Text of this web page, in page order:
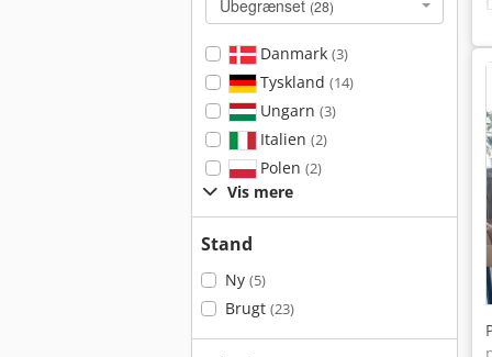
Ubegrænset (28)
Danmark (3)
Tyskland (14)
Ungarn (3)
Italien (2)
Polen (2)
Vis mere
Stand
Ny (5)
Brugt (23)